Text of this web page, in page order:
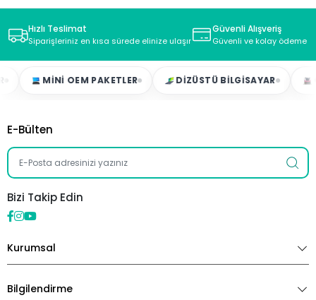
Hızlı Teslimat
Siparişleriniz en kısa sürede elinize ulaşır
Güvenli Alışveriş
Güvenli ve kolay ödeme
MINI OEM PAKETLER DIZÜSTÜ BILGISAYAR
E-Bülten
Bizi Takip Edin
Kurumsal
Bilgilendirme